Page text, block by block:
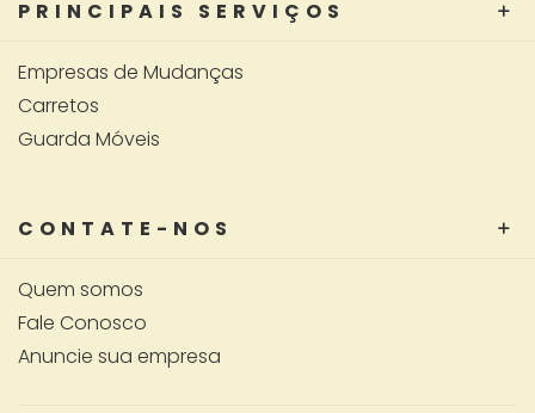
PRINCIPAIS SERVIÇOS
Empresas de Mudanças
Carretos
Guarda Móveis
CONTATE-NOS
Quem somos
Fale Conosco
Anuncie sua empresa